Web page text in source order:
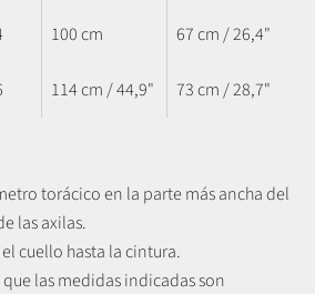
100 cm 67 cm / 26,4"
114 cm / 44,9" 73 cm / 28,7"
torácico en la parte más ancha del
las axilas.
cuello hasta la cintura.
las medidas indicadas son